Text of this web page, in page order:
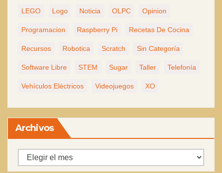
LEGO Logo Noticia OLPC Opinion
Programacion Raspberry Pi Recetas De Cocina
Recursos Robotica Scratch Sin Categoría
Software Libre STEM Sugar Taller Telefonía
Vehículos Eléctricos Videojuegos XO
Archivos
Archivos